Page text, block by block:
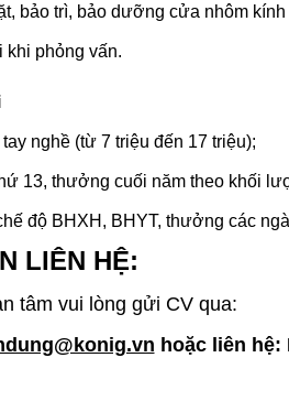
bảo trì, bảo dưỡng cửa nhôm
khi phỏng vấn.
nghề (từ 7 triệu đến 17 triệu);
13, thưởng cuối năm theo khối
độ BHXH, BHYT, thưởng các
LIÊN HỆ:
tâm vui lòng gửi CV qua:
hoặc liên hệ: